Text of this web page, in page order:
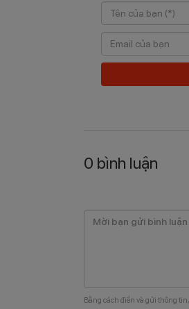
0 bình luận
Bằng cách điền và gửi thông